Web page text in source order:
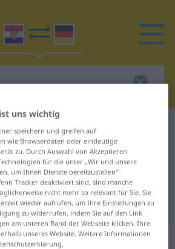
Wörterbuch dosjetka
Übersetzung für
Übersetzung
uns wichtig
speichern und greifen auf
wie Browserdaten oder eindeutige
zu. Durch Auswahl von Akzeptieren
für die unter „Wir und unsere
um Ihnen Dienste bereitzustellen“
Tracker deaktiviert sind, sind manche
nicht mehr so relevant für Sie. Sie
wieder aufrufen, um Ihre Einstellungen zu
zu widerrufen, indem Sie auf den Link
am unteren Rand der Webseite klicken. Ihre
unseres Website. Weitere Informationen